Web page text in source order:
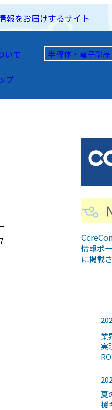
報をお届けするサイト
いて 半導体・電子部
プ
情報ポ
に掲載
業
実
夏
援